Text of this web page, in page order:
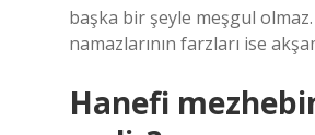
başka bir şeyle meşgul
namazlarının farzları ise
Hanefi